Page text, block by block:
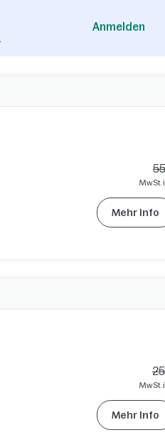
Anmelden
MwSt.
Mehr Info
MwSt.
Mehr Info